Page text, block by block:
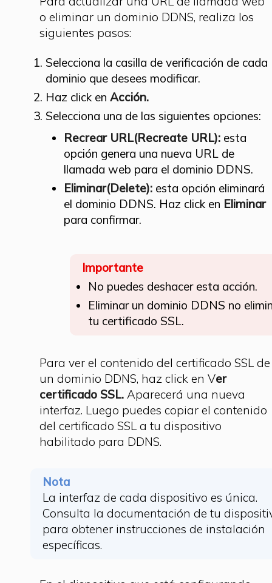
o eliminar un dominio DDNS, realiza los
siguientes pasos:
Selecciona la casilla de verificación de cada
dominio que desees modificar.
Haz click en Acción.
Selecciona una de las siguientes opciones:
Recrear URL(Recreate URL): esta
opción genera una nueva URL de
llamada web para el dominio DDNS.
Eliminar(Delete): esta opción eliminará
el dominio DDNS. Haz click en Eliminar
para confirmar.
Importante
No puedes deshacer esta acción.
Eliminar un dominio DDNS no
tu certificado SSL.
Para ver el contenido del certificado SSL de
un dominio DDNS, haz click en Ver
certificado SSL. Aparecerá una nueva
interfaz. Luego puedes copiar el contenido
del certificado SSL a tu dispositivo
habilitado para DDNS.
Nota
La interfaz de cada dispositivo es única.
Consulta la documentación de tu
para obtener instrucciones de instalación
específicas.